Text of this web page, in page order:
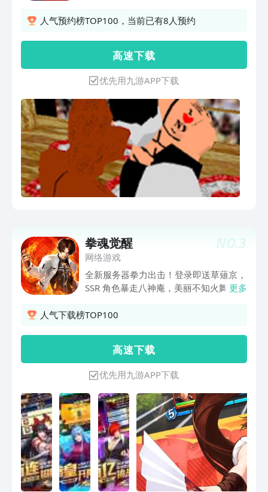
将扮演一位拳击手，在擂台上同各种对手
人气预约榜TOP100，当前已有8人预约
高 速 下 载
优先用九游APP下载
NO.3
拳魂觉醒
网络游戏
全新服务器拳力出击！登录即送草薙京，
SSR 角色暴走八神庵，美丽不知火舞，超
轻松起步，畅享游戏快感！​《拳魂觉醒》
卡牌策略巧妙结合。每位角色的技能特效
都经过精心设计，华丽炫酷，为你带来一
场场视觉与策略的双重盛宴。放置玩法让
你在休闲之余，也能感受到拳皇格斗的紧
张刺激，每一次出招都能让对手感受到拳
皇的力量与魅力！​- - 轻松挂机，告别繁
琐​--忙碌的生活也能畅玩游戏！挂机系统
让你随时随地都能提升实力，无需担心错
过任何成长机会。简单微操，策略布阵，
考验你的战术智慧。中，轻松养成，实力
飙升，成为拳霸！​- -多元流派，自由组建​
--全明星跨时空集结特色鲜明。通过定向
更多
人气下载榜TOP100
高 速 下 载
优先用九游APP下载